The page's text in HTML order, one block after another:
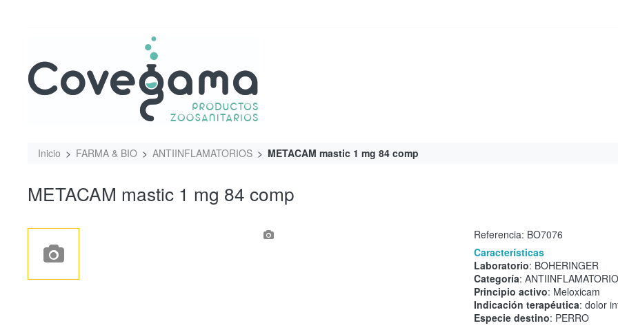
Inicio FARMA & BIO ANTIINFLAMATORIOS METACAM mastic 1 mg 84 comp
METACAM mastic 1 mg 84 comp
Referencia: BO7076
Características
Laboratorio: BOHERINGER
Categoría:
Principio activo: Meloxicam
Indicación terapéutica: dolor
Especie destino: PERRO